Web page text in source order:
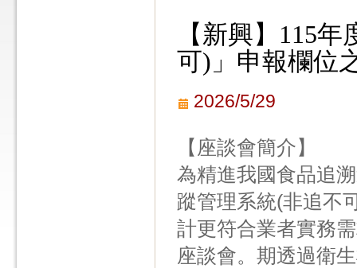
【新興】115
可)」申報欄位
2026/5/29
【座談會簡介】
為精進我國食品追
蹤管理系統(非追不
計更符合業者實務
座談會。期透過衛